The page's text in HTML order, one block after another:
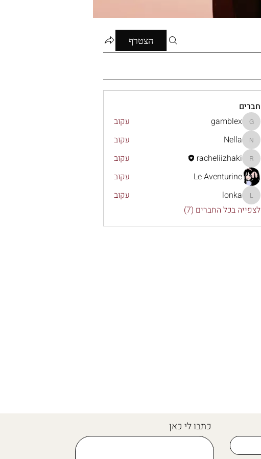
הצטרף
חברים
gamblex
gamblex עקוב
Nella
Nella עקוב
racheliizhaki
racheliizhaki
עקוב
Le Aventurine
עקוב
lonka
lonka
עקוב
לצפייה בכל החברים (7)
כתבו לי כאן